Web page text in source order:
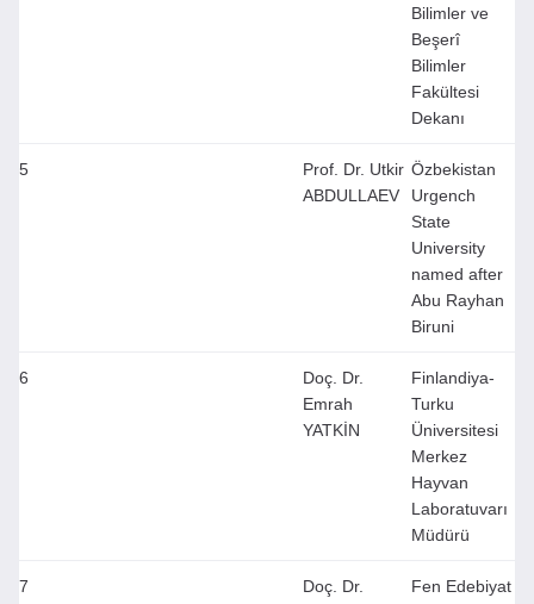
Bilimler ve
Beşerî
Bilimler
Fakültesi
Dekanı
5
Prof. Dr. Utkir
ABDULLAEV
Özbekistan
Urgench
State
University
named after
Abu Rayhan
Biruni
6
Doç. Dr.
Emrah
YATKİN
Finlandiya-
Turku
Üniversitesi
Merkez
Hayvan
Laboratuvarı
Müdürü
7
Doç. Dr.
Fen Edebiyat